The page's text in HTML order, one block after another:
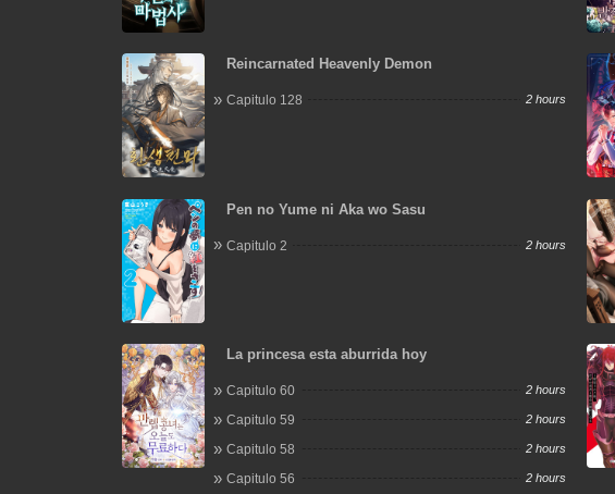
Reincarnated Heavenly Demon
Capitulo 128 2 hours
Pen no Yume ni Aka wo Sasu
Capitulo 2 2 hours
La princesa esta aburrida hoy
Capitulo 60 2 hours
Capitulo 59 2 hours
Capitulo 58 2 hours
Capitulo 56 2 hours